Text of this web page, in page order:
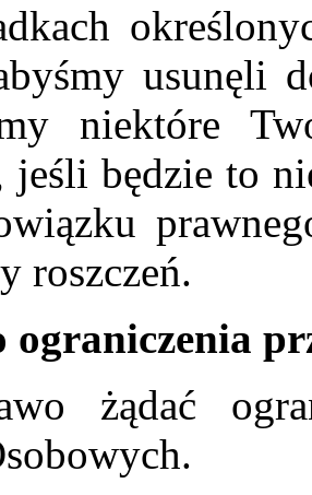
usunęli
niektóre
jeśli będzie to
roszczeń.
ograniczenia
żądać